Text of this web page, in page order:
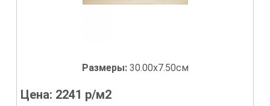
Размеры: 30.00x7.50см
Цена: 2241 р/м2